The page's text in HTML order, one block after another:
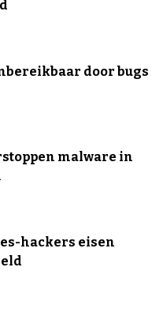
door bugs
malware in
hackers eisen